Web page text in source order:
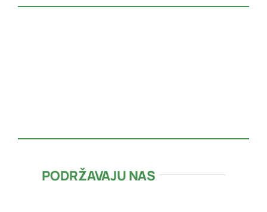
PODRŽAVAJU NAS